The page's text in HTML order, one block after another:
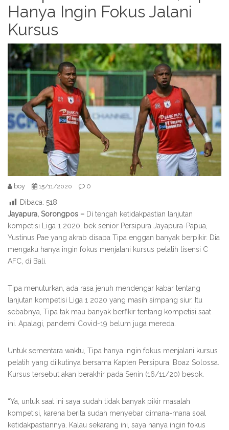
Hanya Ingin Fokus Jalani
Kursus
boy 15/11/2020 0
Dibaca: 518
Jayapura, Sorongpos – Di tengah ketidakpastian lanjutan
kompetisi Liga 1 2020, bek senior Persipura Jayapura-Papua,
Yustinus Pae yang akrab disapa Tipa enggan banyak berpikir. Dia
mengaku hanya ingin fokus menjalani kursus pelatih lisensi C
AFC, di Bali.
Tipa menuturkan, ada rasa jenuh mendengar kabar tentang
lanjutan kompetisi Liga 1 2020 yang masih simpang siur. Itu
sebabnya, Tipa tak mau banyak berfikir tentang kompetisi saat
ini. Apalagi, pandemi Covid-19 belum juga mereda.
Untuk sementara waktu, Tipa hanya ingin fokus menjalani kursus
pelatih yang diikutinya bersama Kapten Persipura, Boaz Solossa.
Kursus tersebut akan berakhir pada Senin (16/11/20) besok.
“Ya, untuk saat ini saya sudah tidak banyak pikir masalah
kompetisi, karena berita sudah menyebar dimana-mana soal
ketidakpastiannya. Kalau sekarang ini, saya hanya ingin fokus